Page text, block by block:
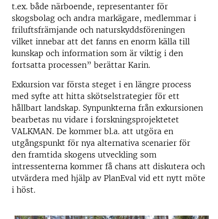
t.ex. både närboende, representanter för
skogsbolag och andra markägare, medlemmar i
friluftsfrämjande och naturskyddsföreningen
vilket innebar att det fanns en enorm källa till
kunskap och information som är viktig i den
fortsatta processen” berättar Karin.
Exkursion var första steget i en längre process
med syfte att hitta skötselstrategier för ett
hållbart landskap. Synpunkterna från exkursionen
bearbetas nu vidare i forskningsprojektetet
VALKMAN. De kommer bl.a. att utgöra en
utgångspunkt för nya alternativa scenarier för
den framtida skogens utveckling som
intressenterna kommer få chans att diskutera och
utvärdera med hjälp av PlanEval vid ett nytt möte
i höst.